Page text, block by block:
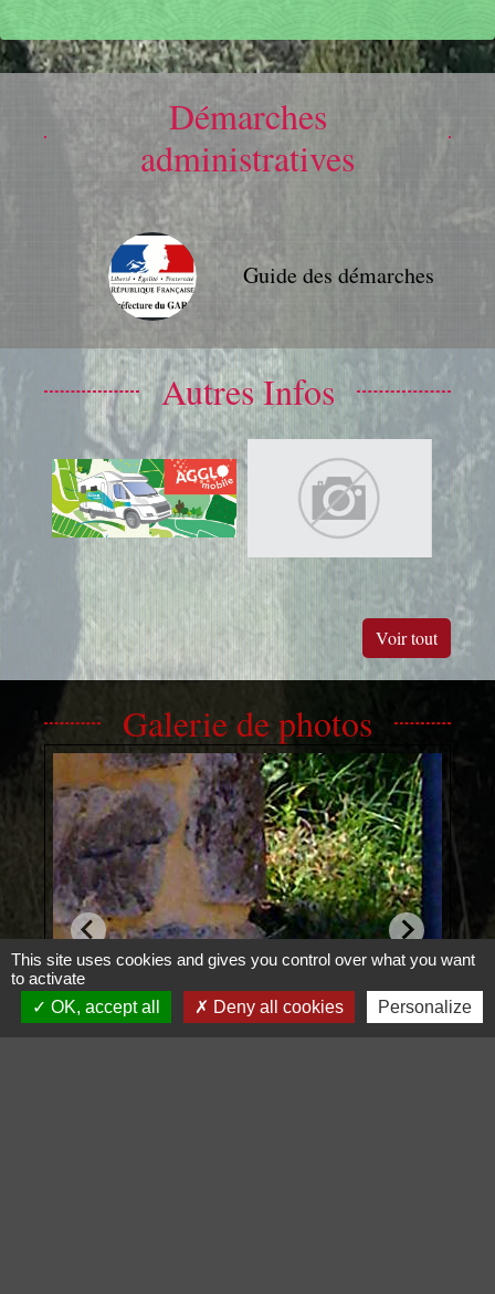
Démarches
administratives
Guide des démarches
Autres Infos
Voir tout
Galerie de photos
This site uses cookies and gives you control over what you want
to activate
OK, accept all
Deny all cookies Personalize